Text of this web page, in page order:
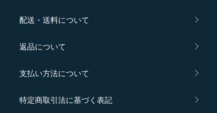
配送・送料について
返品について
支払い方法について
特定商取引法に基づく表記